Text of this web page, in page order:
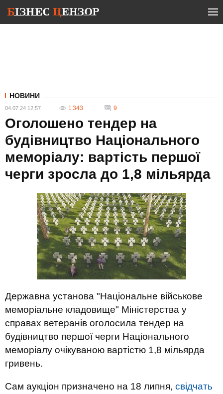
НОВИНИ
04.07.24 12:57 1 343 9
Оголошено тендер на
будівництво Національного
меморіалу: вартість першої
черги зросла до 1,8 мільярда
Державна установа "Національне військове
меморіальне кладовище" Міністерства у
справах ветеранів оголосила тендер на
будівництво першої черги Національного
меморіалу очікуваною вартістю 1,8 мільярда
гривень.
Сам аукціон призначено на 18 липня, свідчать